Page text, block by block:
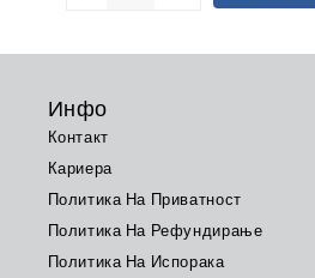
Инфо
Контакт
Кариера
Политика На Приватност
Политика На Рефундирање
Политика На Испорака